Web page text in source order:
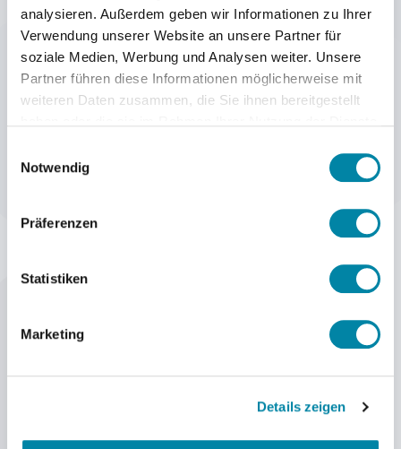
analysieren. Außerdem geben wir Informationen zu Ihrer
Verwendung unserer Website an unsere Partner für
soziale Medien, Werbung und Analysen weiter. Unsere
Partner führen diese Informationen möglicherweise mit
weiteren Daten zusammen, die Sie ihnen bereitgestellt
Notwendig
Präferenzen
Statistiken
Marketing
Details zeigen
Alle Patronenfä cher in unseren F-Typ-Druckköpfen verfügenüber
einen Schalter. So lassen sich Beschädigungen des Druckkopfes
vermeiden, wenn die Tintenpatrone im Druckmodus aus dem Fach
entfernt wird.
Wenn eine Patrone entfernt wird, wird die Stromversorgung zum
Die Druckköpfe sind in Konfigurationen mit 1, 2, 3 oder 4 Kartuschen
erhältlich.
HSAJET® F-TYP-DRUCKKÖPFE KÖNNEN MIT FOLGENDEN STEUERUNGEN
BETRIEBEN WERDEN
CBF STEUERPLATINE